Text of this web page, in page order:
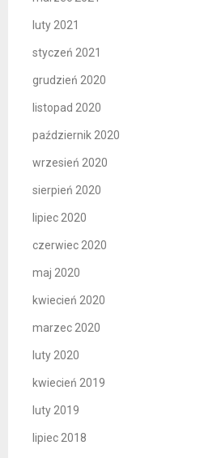
luty 2021
styczeń 2021
grudzień 2020
listopad 2020
październik 2020
wrzesień 2020
sierpień 2020
lipiec 2020
czerwiec 2020
maj 2020
kwiecień 2020
marzec 2020
luty 2020
kwiecień 2019
luty 2019
lipiec 2018